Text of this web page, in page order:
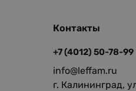
Контакты
+7 (4012) 50-78-99
info@leffam.ru
г. Калининград,